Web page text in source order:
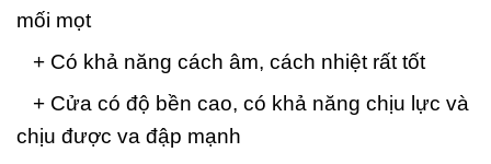
mối mọt
+ Có khả năng cách âm, cách nhiệt rất tốt
+ Cửa có độ bền cao, có khả năng chịu lực và
chịu được va đập mạnh